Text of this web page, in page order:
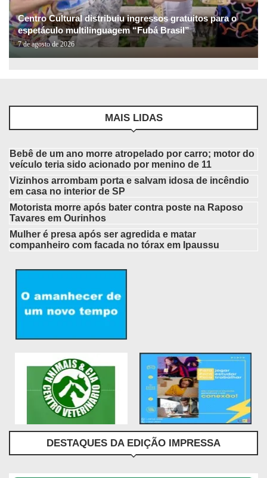
Centro Cultural distribuiu ingressos gratuitos para o
espetáculo multilinguagem “Fubá Brasil”
7 de agosto de 2026
MAIS LIDAS
Bebê de um ano morre atropelado por carro; motor do
veículo teria sido acionado por menino de 11
Vizinhos arrombam porta e salvam idosa de incêndio
em casa no interior de SP
Motorista morre após bater contra poste na Raposo
Tavares em Ourinhos
Mulher é presa após ser agredida e matar
companheiro com facada no tórax em Ipaussu
DESTAQUES DA EDIÇÃO IMPRESSA